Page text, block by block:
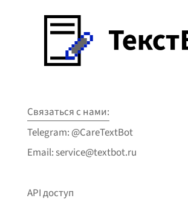
Связаться с нами:
Telegram: @CareTextBot
Email: service@textbot.ru
API доступ